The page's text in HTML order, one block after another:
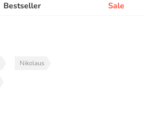
Bestseller Sale
Nikolaus